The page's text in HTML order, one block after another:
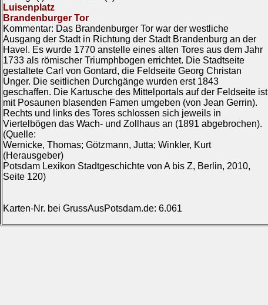
Luisenplatz
Brandenburger Tor
Kommentar: Das Brandenburger Tor war der westliche
Ausgang der Stadt in Richtung der Stadt Brandenburg an der
Havel. Es wurde 1770 anstelle eines alten Tores aus dem Jahr
1733 als römischer Triumphbogen errichtet. Die Stadtseite
gestaltete Carl von Gontard, die Feldseite Georg Christan
Unger. Die seitlichen Durchgänge wurden erst 1843
geschaffen. Die Kartusche des Mittelportals auf der Feldseite ist
mit Posaunen blasenden Famen umgeben (von Jean Gerrin).
Rechts und links des Tores schlossen sich jeweils in
Viertelbögen das Wach- und Zollhaus an (1891 abgebrochen).
(Quelle:
Wernicke, Thomas; Götzmann, Jutta; Winkler, Kurt
(Herausgeber)
Potsdam Lexikon Stadtgeschichte von A bis Z, Berlin, 2010,
Seite 120)
Karten-Nr. bei GrussAusPotsdam.de: 6.061